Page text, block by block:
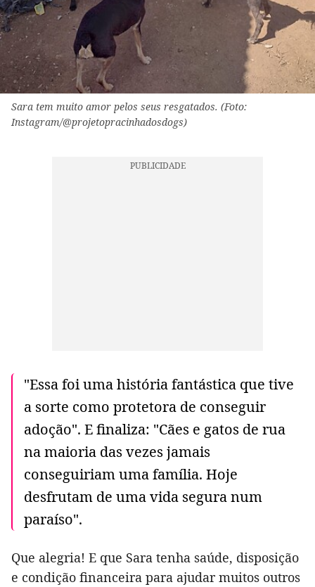
Sara tem muito amor pelos seus resgatados. (Foto:
Instagram/@projetopracinhadosdogs)
"Essa foi uma história fantástica que tive
a sorte como protetora de conseguir
adoção". E finaliza: "Cães e gatos de rua
na maioria das vezes jamais
conseguiriam uma família. Hoje
desfrutam de uma vida segura num
paraíso".
Que alegria! E que Sara tenha saúde, disposição
e condição financeira para ajudar muitos outros